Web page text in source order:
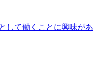
して働くことに興味があ